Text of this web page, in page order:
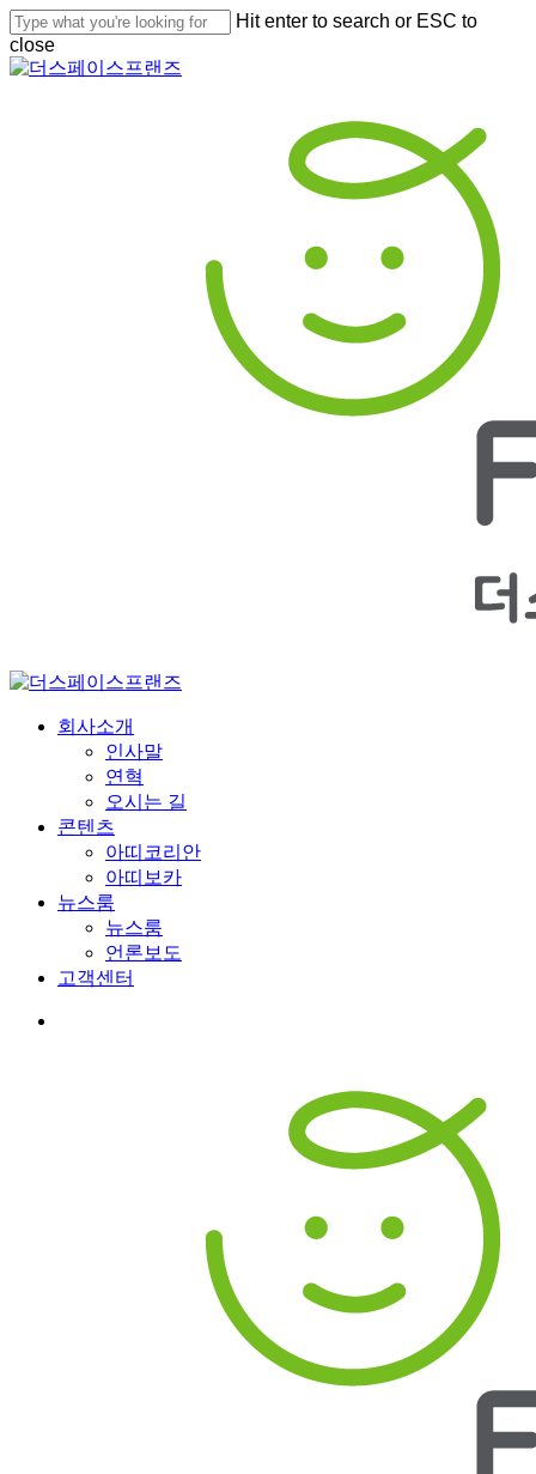
Skip
to
main
content
Hit enter to search or ESC to
close
Close
Menu
회사소개
인사말
연혁
오시는 길
콘텐츠
아띠코리안
아띠보카
뉴스룸
뉴스룸
언론보도
고객센터